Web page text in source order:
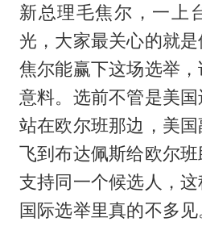
新总理毛焦尔，一上
光，大家最关心的就
焦尔能赢下这场选举
意料。选前不管是美
站在欧尔班那边，美
飞到布达佩斯给欧尔
支持同一个候选人，
国际选举里真的不多见